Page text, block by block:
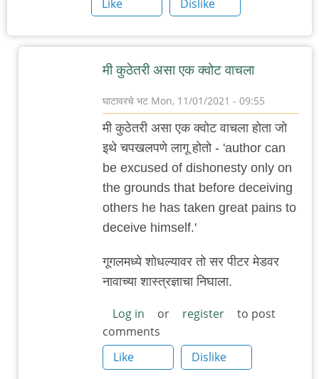
Like
Dislike
मी कुठेतरी असा एक क्वोट वाचला
घाटावरचे भट Mon, 11/01/2021 - 09:55
In
reply
to
सांडगे
by
मी कुठेतरी असा एक क्वोट वाचला होता जो
इथे चपखलपणे लागू होतो - 'author can
be excused of dishonesty only on
the grounds that before deceiving
others he has taken great pains to
deceive himself.'
गूगलमध्ये शोधल्यावर तो सर पीटर मेडवर
नावाच्या शास्त्रज्ञाचा निघाला.
Log in or register
to post
comments
Like
Dislike